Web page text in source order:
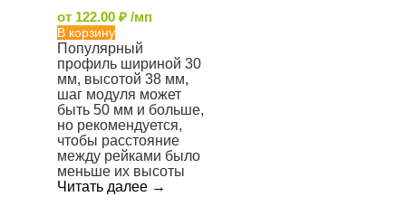
от 122.00 ₽ /мп
В корзину
Популярный
профиль шириной 30
мм, высотой 38 мм,
шаг модуля может
быть 50 мм и больше,
но рекомендуется,
чтобы расстояние
между рейками было
меньше их высоты
Читать далее →